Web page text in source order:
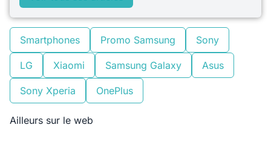
Smartphones Promo Samsung Sony
LG Xiaomi Samsung Galaxy Asus
Sony Xperia OnePlus
Ailleurs sur le web